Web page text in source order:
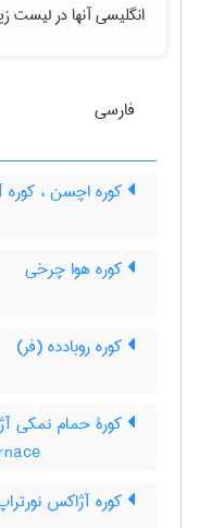
انگلیسی آنها در لیست
فارسی
کوره اچسن ،
کوره هوا چرخی
کوره روبادده (فر)
کورۀ حمام نمکی
کوره آژاکس